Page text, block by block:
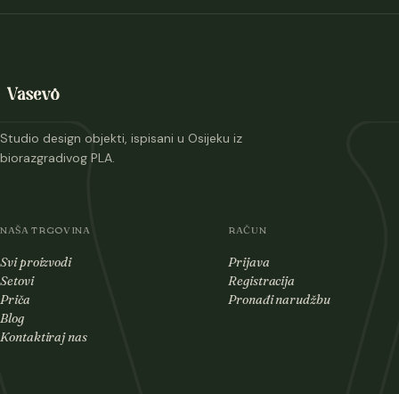
Studio design objekti, ispisani u Osijeku iz
biorazgradivog PLA.
NAŠA TRGOVINA
Svi proizvodi
Setovi
Priča
Blog
Kontaktiraj nas
RAČUN
Prijava
Registracija
Pronađi narudžbu